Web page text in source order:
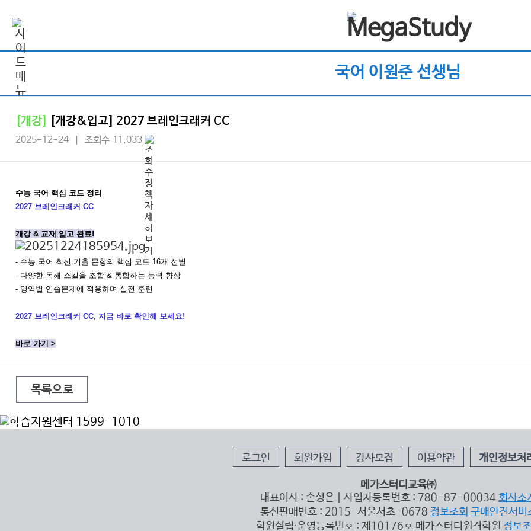
국어 이원준 선생님
[개강] [개강&입고] 2027 브레인크래커 CC
2025-12-24 | 조회수 11,033
수능 국어 핵심 코드 정리
2027 브레인크래커 CC
개강 & 교재 입고 완료!
- 수능 국어 최신 기출 문항의 핵심 코드 16개 선별
- 다양한 독해 스킬을 조합 & 통합하는 능력 향상
- 영역별 연습문제에 적용하며 실전 훈련
2027 브레인크래커 CC, 지금 바로 확인해 보세요!
바로 가기 >
목록으로
로그인 회원가입 강사모집 이용약관 개인정보처
메가스터디교육㈜
대표이사 : 손성은 | 사업자등록번호 : 780-87-00034 회사소
통신판매번호 : 2015-서울서초-0678 정보조회 구매안전서비
학원설립∙운영등록번호 : 제10176호 메가스터디원격학원 정보